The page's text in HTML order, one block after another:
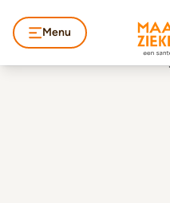
Menu